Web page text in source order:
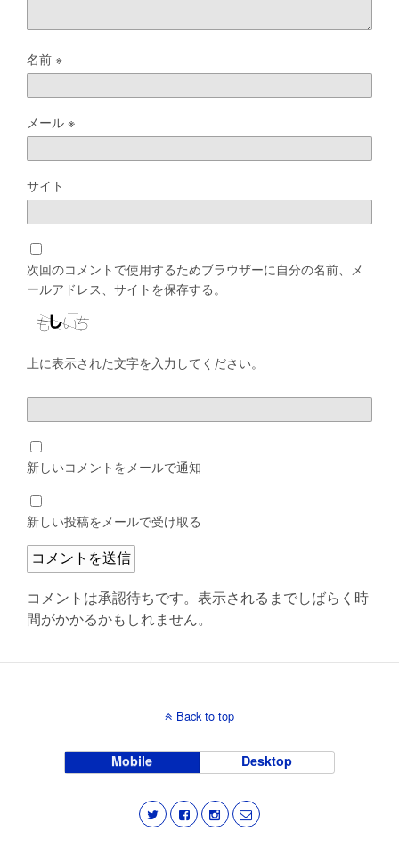
名前※
メール※
サイト
次回のコメントで使用するためブラウザーに自分の名前、メ
ールアドレス、サイトを保存する。
上に表示された文字を入力してください。
新しいコメントをメールで通知
新しい投稿をメールで受け取る
コメントは承認待ちです。表示されるまでしばらく時
間がかかるかもしれません。
Back to top
Mobile Desktop